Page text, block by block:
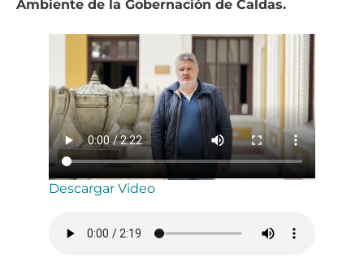
Ambiente de la Gobernación de Caldas.
Descargar Video